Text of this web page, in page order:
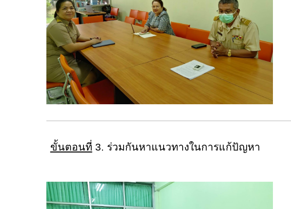
ขั้นตอนที่ 3. ร่วมกันหาแนวทางในการแก้ปัญหา